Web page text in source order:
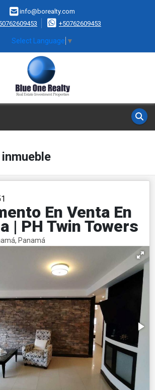
info@borealty.com
+50762609453
Select Language ▼
En Venta En
| PH Twin Towers
Panamá